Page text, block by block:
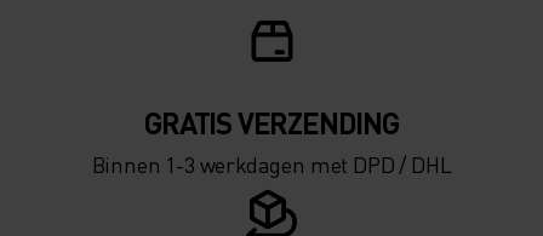
GRATIS VERZENDING​​​​​​​​​​​​​​
Binnen 1-3 werkdagen met DPD / DHL